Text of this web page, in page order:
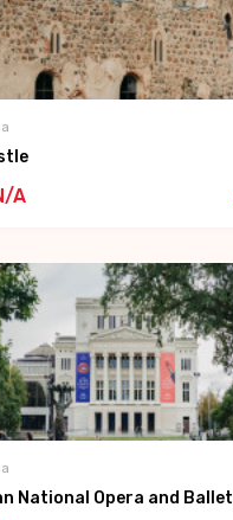
A
National Opera and Ballet